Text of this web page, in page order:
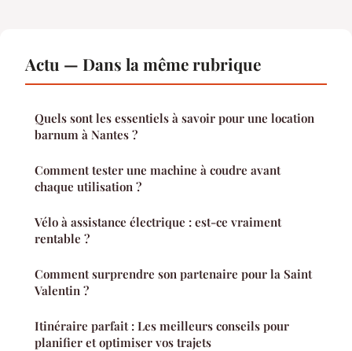
Actu — Dans la même rubrique
Quels sont les essentiels à savoir pour une location
barnum à Nantes ?
Comment tester une machine à coudre avant
chaque utilisation ?
Vélo à assistance électrique : est-ce vraiment
rentable ?
Comment surprendre son partenaire pour la Saint
Valentin ?
Itinéraire parfait : Les meilleurs conseils pour
planifier et optimiser vos trajets